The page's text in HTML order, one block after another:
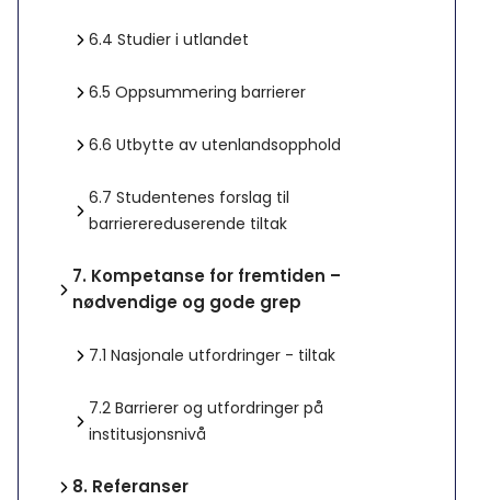
6.4 Studier i utlandet
6.5 Oppsummering barrierer
6.6 Utbytte av utenlandsopphold
6.7 Studentenes forslag til
barrierereduserende tiltak
7. Kompetanse for fremtiden –
nødvendige og gode grep
7.1 Nasjonale utfordringer - tiltak
7.2 Barrierer og utfordringer på
institusjonsnivå
8. Referanser